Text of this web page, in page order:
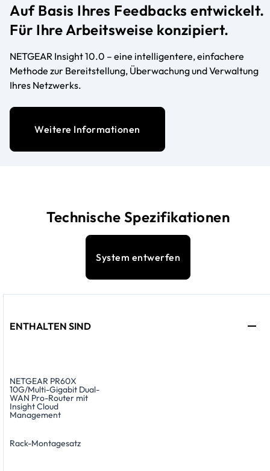
Auf Basis Ihres Feedbacks entwickelt.
Für Ihre Arbeitsweise konzipiert.
NETGEAR Insight 10.0 – eine intelligentere, einfachere
Methode zur Bereitstellung, Überwachung und Verwaltung
Ihres Netzwerks.
Weitere Informationen
Technische Spezifikationen
System entwerfen
ENTHALTEN SIND
NETGEAR PR60X
10G/Multi-Gigabit Dual-
WAN Pro-Router mit
Insight Cloud
Management
Rack-Montagesatz